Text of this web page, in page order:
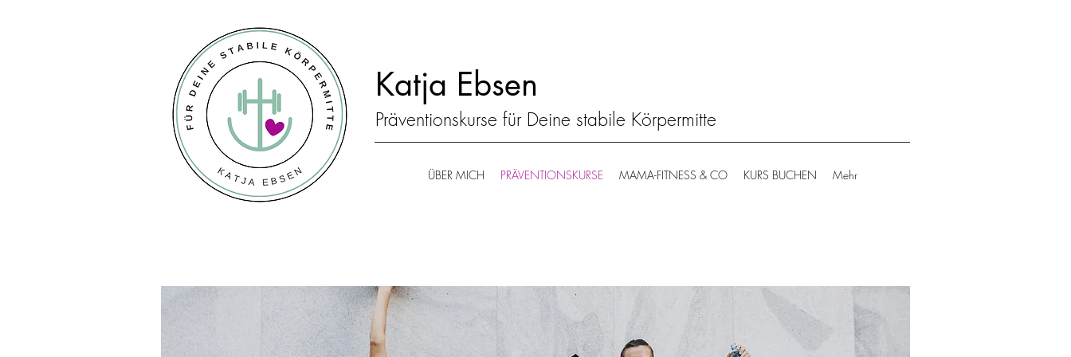
Katja Ebsen
ÜBER MICH PRÄVENTIONSKURSE MAMA-FITNESS & CO KURS BUCHEN Mehr
Präventionskurse für Deine stabile Körpermitte